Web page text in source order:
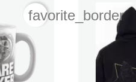
favorite_border